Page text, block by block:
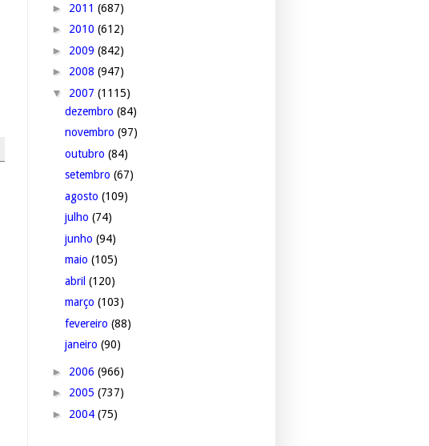
► 2011 (687)
► 2010 (612)
► 2009 (842)
► 2008 (947)
▼ 2007 (1115)
dezembro (84)
novembro (97)
outubro (84)
setembro (67)
agosto (109)
julho (74)
junho (94)
maio (105)
abril (120)
março (103)
fevereiro (88)
janeiro (90)
► 2006 (966)
► 2005 (737)
► 2004 (75)